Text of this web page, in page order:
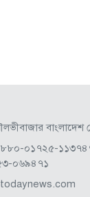
বাংলাদেশ
০১৭২৫-
০৬৯৪৭১